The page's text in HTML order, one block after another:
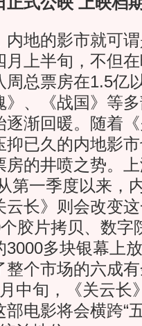
地的影市就可谓
月上半旬，不但
周总票房在1.5亿
》、《战国》等
逐渐回暖。随着
抑已久的内地影
房的井喷之势。
第一季度以来，
长》则会改变
个胶片拷贝、数
多块银幕上
整个市场的六成
中旬，《关云长
电影将会横跨“